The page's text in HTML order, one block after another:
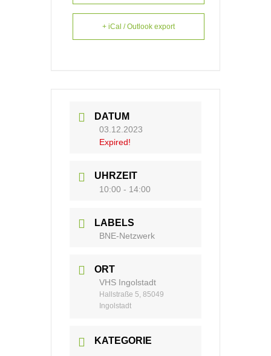
+ iCal / Outlook export
DATUM
03.12.2023
Expired!
UHRZEIT
10:00 - 14:00
LABELS
BNE-Netzwerk
ORT
VHS Ingolstadt
Hallstraße 5, 85049
Ingolstadt
KATEGORIE